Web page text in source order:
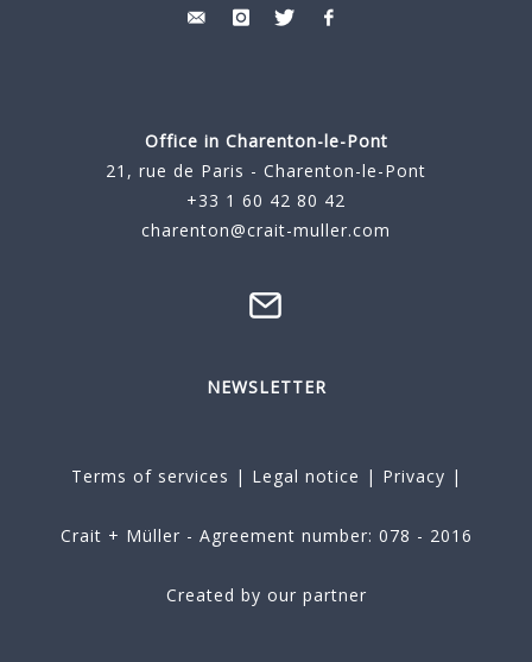
Office in Charenton-le-Pont
21, rue de Paris - Charenton-le-Pont
+33 1 60 42 80 42
charenton@crait-muller.com
NEWSLETTER
Terms of services | Legal notice | Privacy |
Crait + Müller - Agreement number: 078 - 2016
Created by our partner